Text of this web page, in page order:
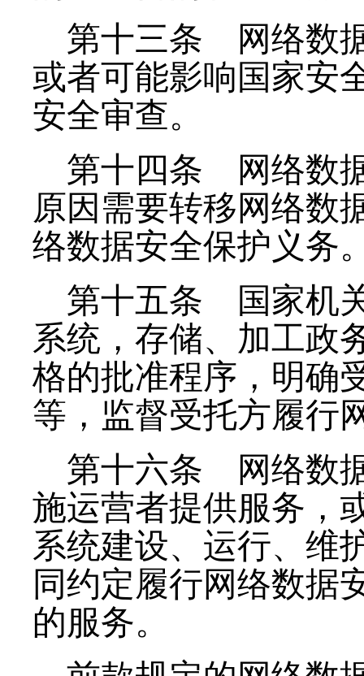
第十三条 网络数
或者可能影响国家安
安全审查。
第十四条 网络数
原因需要转移网络数
络数据安全保护义务
第十五条 国家机
系统，存储、加工政
格的批准程序，明确
等，监督受托方履行
第十六条 网络数
施运营者提供服务，
系统建设、运行、维
同约定履行网络数据
的服务。